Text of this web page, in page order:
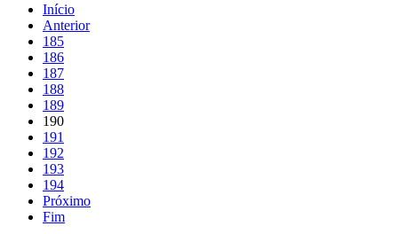
Início
Anterior
185
186
187
188
189
190
191
192
193
194
Próximo
Fim